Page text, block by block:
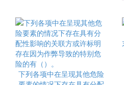
下列各项中在呈现其他危险